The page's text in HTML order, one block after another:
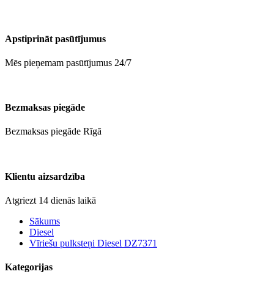
Apstiprināt pasūtījumus
Mēs pieņemam pasūtījumus 24/7
Bezmaksas piegāde
Bezmaksas piegāde Rīgā
Klientu aizsardzība
Atgriezt 14 dienās laikā
Sākums
Diesel
Vīriešu pulksteņi Diesel DZ7371
Kategorijas